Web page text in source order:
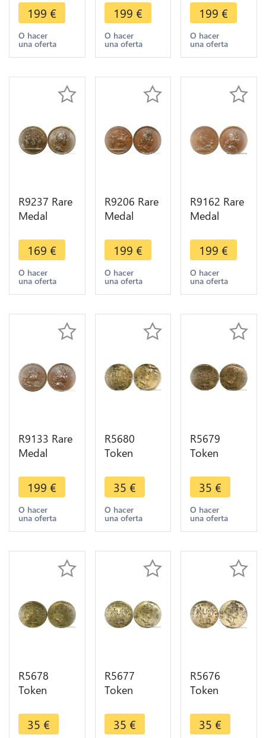
Louis XIV
ville Erfurt
Archévêque
Mayence
199 €
O hacer
una oferta
Louis XIV
Retablissement
Electeur de
Trèves 1645
199 €
O hacer
una oferta
Louis XIV
Combat
Sinsheim
1674 UNC -
offer
199 €
O hacer
una oferta
R9237 Rare
Medal
Louis XIV
Erfurt the
Ebf Mainz
1664 UNC -
offer
169 €
O hacer
una oferta
R9206 Rare
Medal
Louis XIV
Paix Aix La
Chapelle
1668 AU ->
199 €
O hacer
una oferta
R9162 Rare
Medal
Louis XIV
Victory Rhin
Aira 1676
UNC ->
199 €
O hacer
una oferta
R9133 Rare
Medal
Louis XIV
Victoire
Neckar
Bataille
1674 UNC
199 €
O hacer
una oferta
R5680
Token
Rechenpfennig
Venus
Nuremberg
Johann
UNC -
35 €
O hacer
una oferta
R5679
Token
Rechenpfennig
Venus
Nuremberg
Johann
UNC -
35 €
O hacer
una oferta
R5678
Token
Rechenpfennig
Venus
35 €
R5677
Token
Rechenpfennig
Venus
35 €
R5676
Token
Rechenpfennig
Venus
35 €